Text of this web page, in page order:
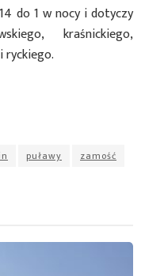
do 1 w nocy i dotyczy
kraśnickiego,
ryckiego.
puławy zamość